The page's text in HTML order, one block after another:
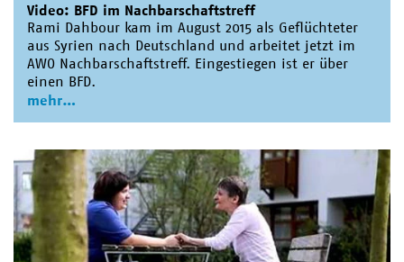
Video: BFD im Nachbarschaftstreff
Rami Dahbour kam im August 2015 als Geflüchteter
aus Syrien nach Deutschland und arbeitet jetzt im
AWO Nachbarschaftstreff. Eingestiegen ist er über
einen BFD.
mehr